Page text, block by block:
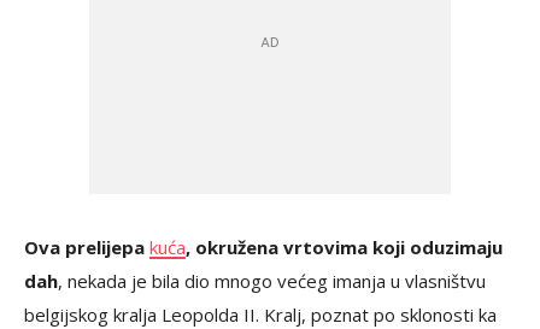
Ova prelijepa kuća, okružena vrtovima koji oduzimaju
dah, nekada je bila dio mnogo većeg imanja u vlasništvu
belgijskog kralja Leopolda II. Kralj, poznat po sklonosti ka